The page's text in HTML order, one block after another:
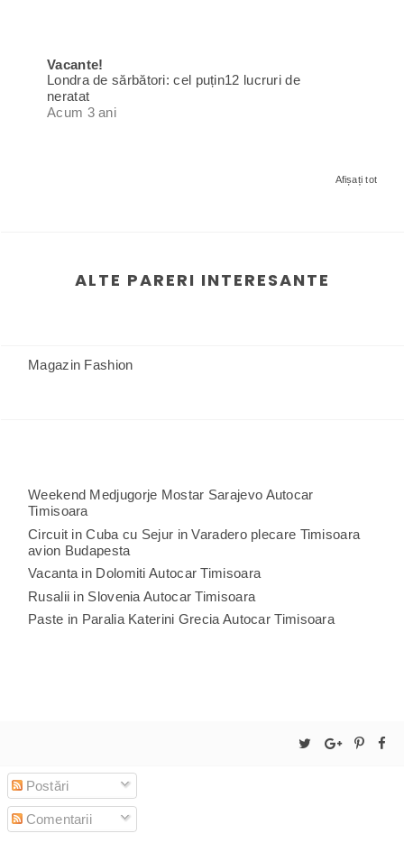
Vacante!
Londra de sărbători: cel puțin12 lucruri de
neratat
Acum 3 ani
Afișați tot
ALTE PARERI INTERESANTE
Magazin Fashion
Weekend Medjugorje Mostar Sarajevo Autocar
Timisoara
Circuit in Cuba cu Sejur in Varadero plecare Timisoara
avion Budapesta
Vacanta in Dolomiti Autocar Timisoara
Rusalii in Slovenia Autocar Timisoara
Paste in Paralia Katerini Grecia Autocar Timisoara
Postări
Comentarii